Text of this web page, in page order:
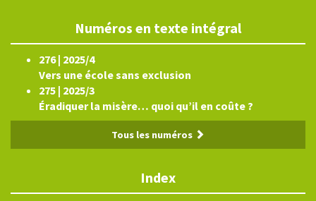
Numéros en texte intégral
276 | 2025/4
Vers une école sans exclusion
275 | 2025/3
Éradiquer la misère… quoi qu’il en coûte ?
Tous les numéros
Index